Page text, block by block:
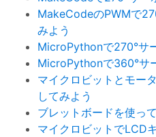
MakeCodeのPWMで
みよう
MicroPythonで270°サ
MicroPythonで360°サ
マイクロビットとモー
してみよう
ブレットボードを使っ
マイクロビットでLCD